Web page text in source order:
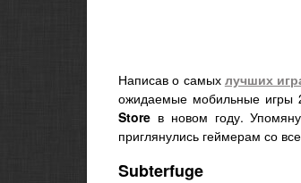
Написав о самых лучших
ожидаемые мобильные игры
Store в новом году.
приглянулись геймерам со
Subterfuge